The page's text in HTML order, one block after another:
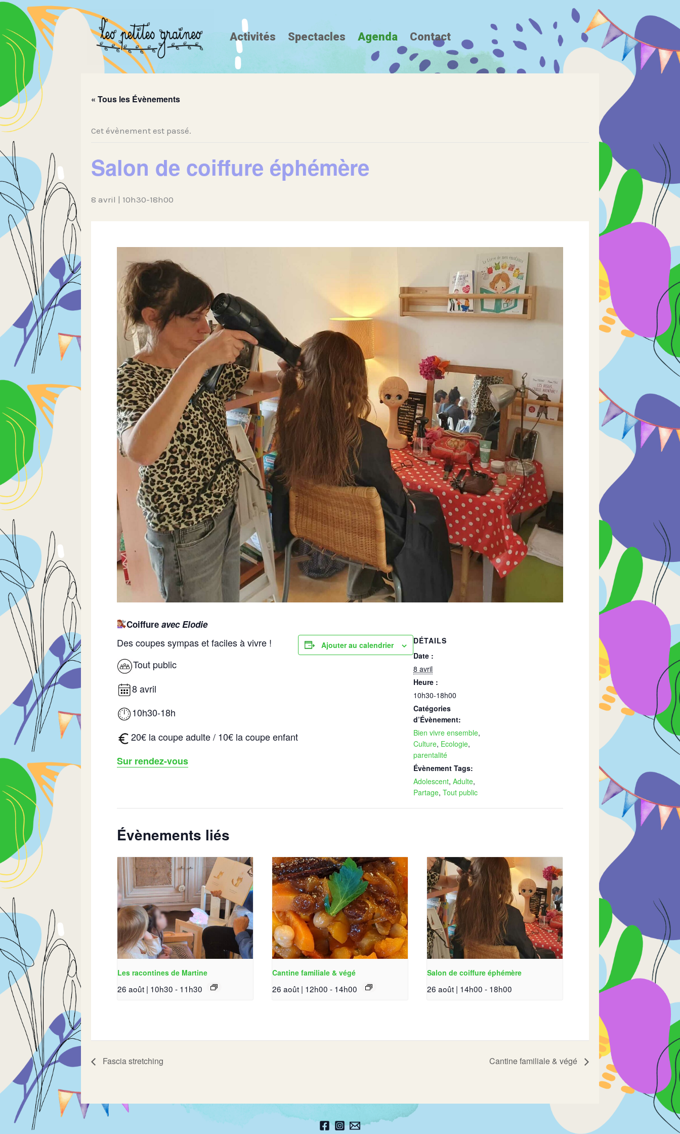
Aller
contenu
Activités Spectacles Agenda Contact
« Tous les Évènements
Cet évènement est passé.
Salon de coiffure éphémère
8 avril | 10h30-18h00
Coiffureavec Elodie
Des coupes sympas et faciles à vivre !
Tout public
8 avril
10h30-18h
20€ la coupe adulte / 10€ la coupe enfant
Sur rendez-vous
Ajouter au calendrier
DÉTAILS
Date :
8 avril
Heure :
10h30-18h00
Catégories
d’Évènement:
Bien vivre ensemble,
Culture, Ecologie,
parentalité
Évènement Tags:
Adolescent, Adulte,
Partage, Tout public
Évènements liés
Les racontines de Martine
26 août | 10h30 - 11h30
Cantine familiale & végé
26 août | 12h00 - 14h00
Salon de coiffure éphémère
26 août | 14h00 - 18h00
Fascia stretching Cantine familiale & végé